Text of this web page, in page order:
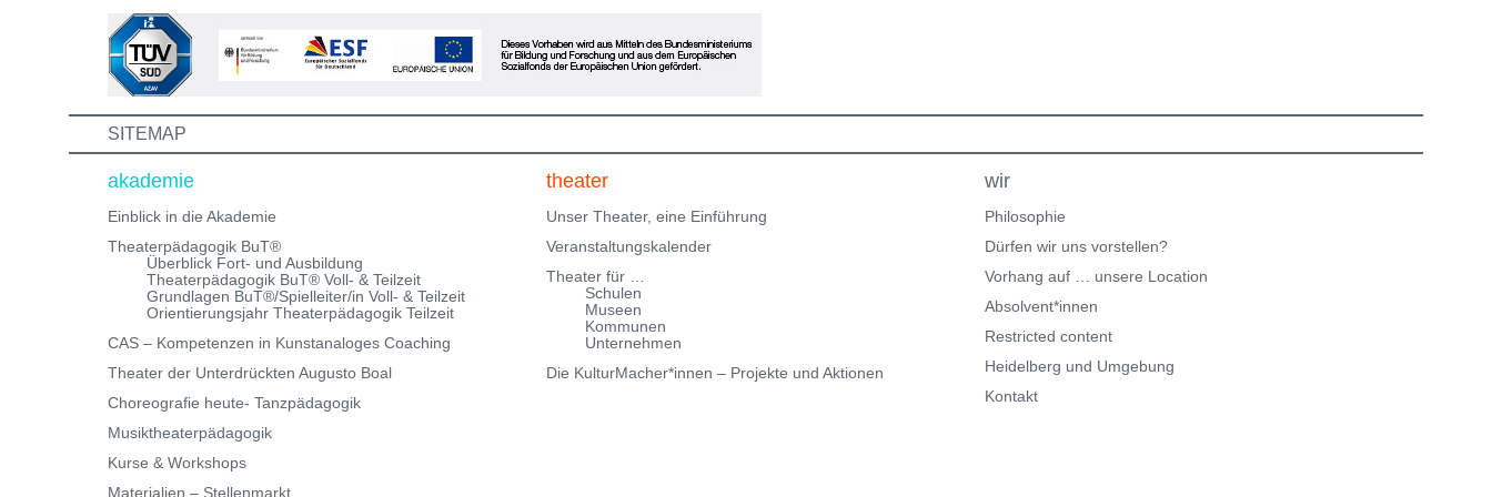
Weiterbildungen und erhalte eine Einladung zum
Informations- und Aufnahmeworkshop. Bei Fragen,
schreibe uns einfach eine Mail an:
info@theaterwerkstatt-heidelberg.de Wir freuen uns auf
Klingenteichstraße verfügen. Hinweise über
Parkmöglichkeiten findest Du hier:
SITEMAP
akademie
Einblick in die Akademie
Theaterpädagogik BuT®
Überblick Fort- und Ausbildung
Theaterpädagogik BuT® Voll- & Teilzeit
Grundlagen BuT®/Spielleiter/in Voll- & Teilzeit
Orientierungsjahr Theaterpädagogik Teilzeit
CAS – Kompetenzen in Kunstanaloges Coaching
Theater der Unterdrückten Augusto Boal
Choreografie heute- Tanzpädagogik
Musiktheaterpädagogik
Kurse & Workshops
Materialien – Stellenmarkt
theater
Unser Theater, eine Einführung
Veranstaltungskalender
Theater für …
Schulen
Museen
Kommunen
Unternehmen
Die KulturMacher*innen – Projekte und Aktionen
wir
Philosophie
Dürfen wir uns vorstellen?
Vorhang auf … unsere Location
Absolvent*innen
Restricted content
Heidelberg und Umgebung
Kontakt